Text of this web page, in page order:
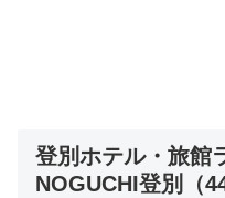
登別ホテル・旅館
NOGUCHI登別（44